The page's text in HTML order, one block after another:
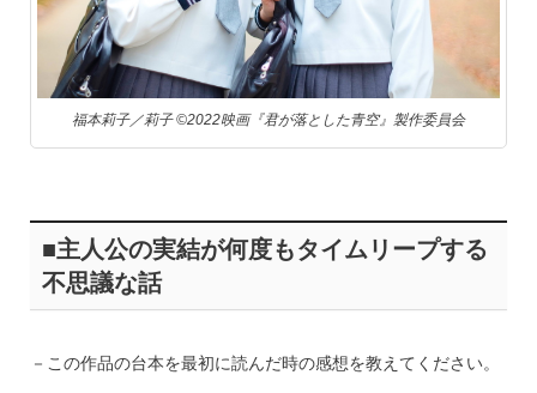
福本莉子／莉子 ©2022映画『君が落とした青空』製作委員会
■主人公の実結が何度もタイムリープする
不思議な話
－この作品の台本を最初に読んだ時の感想を教えてください。